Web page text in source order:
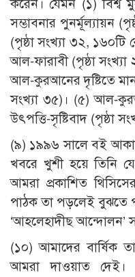
করেন। যেমন (১) বিশ্ব
সম্ভাবনার পুনর্মূল্যায়ন
(পৃষ্ঠা সংখ্যা ৩২, ১৬০টি
আল-ফারাবী (পৃষ্ঠা সংখ্যা
আল-কুরআনের দৃষ্টিতে
সংখ্যা ৩৫)। (৫) আল-
উৎপত্তি-সৃষ্টিবাদ (পৃষ্ঠা
(৯) ১৯৯৬ সালে বই
খবরে খুশী হয়ে তিনি
আমরা প্রকাশিত
পাঠক তা পড়লেই বুঝতে
‘আহলেহাদীছ আন্দোলন’
(১০) আমাদের বার্ষিক
আমরা দাওয়াত দেই।